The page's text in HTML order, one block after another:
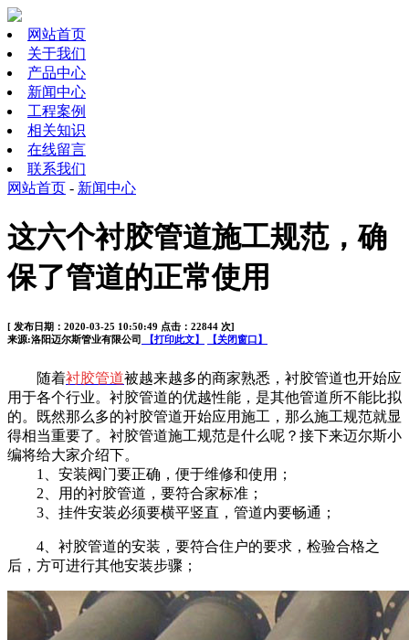
网站首页
关于我们
产品中心
新闻中心
工程案例
相关知识
在线留言
联系我们
网站首页 - 新闻中心
这六个衬胶管道施工规范，确
保了管道的正常使用
[ 发布日期：2020-03-25 10:50:49 点击：22844 次]
来源:洛阳迈尔斯管业有限公司
【打印此文】 【关闭窗口】
随着衬胶管道被越来越多的商家熟悉，衬胶管道也开始应
用于各个行业。衬胶管道的优越性能，是其他管道所不能比拟
的。既然那么多的衬胶管道开始应用施工，那么施工规范就显
得相当重要了。衬胶管道施工规范是什么呢？接下来迈尔斯小
编将给大家介绍下。
1、安装阀门要正确，便于维修和使用；
2、用的衬胶管道，要符合家标准；
3、挂件安装必须要横平竖直，管道内要畅通；
4、 衬胶管道的安装，要符合住户的要求，检验合格之
后，方可进行其他安装步骤；